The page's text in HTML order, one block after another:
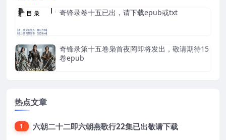
奇锋录卷十五已出，请下载epub或txt
奇锋录第十五卷枭首夜罔即将发出，敬请期待15
卷epub
热点文章
1 六朝二十二即六朝燕歌行22集已出敬请下载